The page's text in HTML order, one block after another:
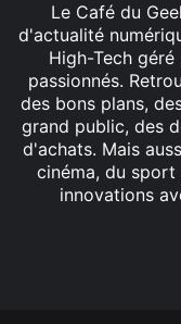
Le Café du
d'actualité
High-Tech
passionnés.
des bons plans,
grand public, des
d'achats. Mais
cinéma, du sport
innovations